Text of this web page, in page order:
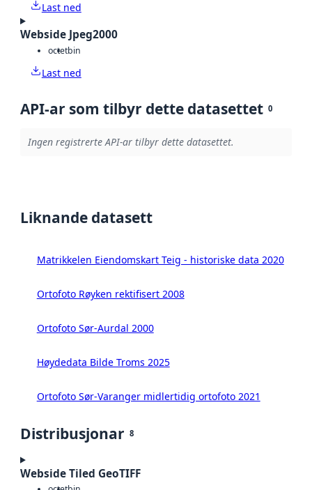
Last ned
Webside Jpeg2000
octetbin
Last ned
API-ar som tilbyr dette datasettet 0
Ingen registrerte API-ar tilbyr dette datasettet.
Liknande datasett
Matrikkelen Eiendomskart Teig - historiske data 2020
Ortofoto Røyken rektifisert 2008
Ortofoto Sør-Aurdal 2000
Høydedata Bilde Troms 2025
Ortofoto Sør-Varanger midlertidig ortofoto 2021
Distribusjonar 8
Webside Tiled GeoTIFF